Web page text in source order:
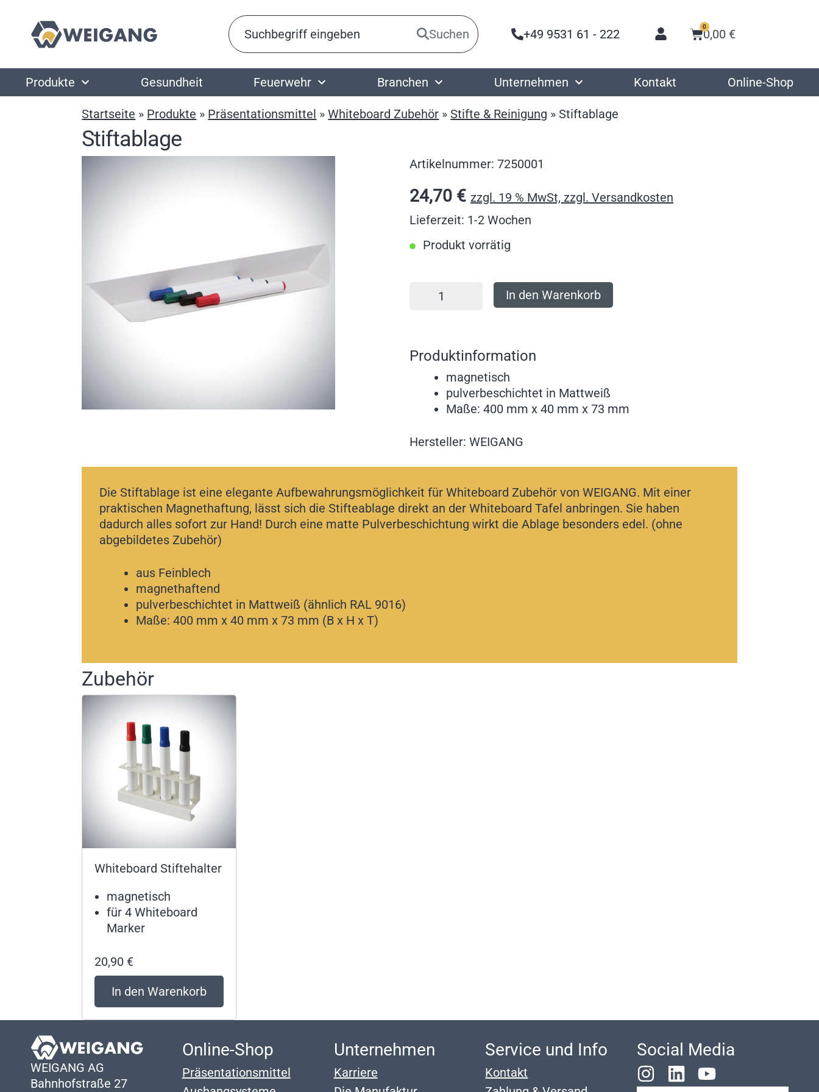
Suchen +49 9531 61 - 222 0,00 €
0
Produkte Gesundheit Feuerwehr Branchen Unternehmen Kontakt Online-Shop
Startseite » Produkte » Präsentationsmittel »Whiteboard Zubehör »Stifte & Reinigung »Stiftablage
Stiftablage
Artikelnummer: 7250001
24,70 € zzgl. 19 % MwSt, zzgl. Versandkosten
Lieferzeit: 1-2 Wochen
Produkt vorrätig
In den Warenkorb
Produktinformation
magnetisch
pulverbeschichtet in Mattweiß
Maße: 400 mm x 40 mm x 73 mm
Hersteller: WEIGANG
Die Stiftablage ist eine elegante Aufbewahrungsmöglichkeit für Whiteboard Zubehör von WEIGANG. Mit einer
praktischen Magnethaftung, lässt sich die Stifteablage direkt an der Whiteboard Tafel anbringen. Sie haben
dadurch alles sofort zur Hand! Durch eine matte Pulverbeschichtung wirkt die Ablage besonders edel. (ohne
abgebildetes Zubehör)
aus Feinblech
magnethaftend
pulverbeschichtet in Mattweiß (ähnlich RAL 9016)
Maße: 400 mm x 40 mm x 73 mm (B x H x T)
Zubehör
Whiteboard Stiftehalter
magnetisch
für 4 Whiteboard
Marker
20,90 €
In den Warenkorb
WEIGANG AG
Bahnhofstraße 27
Online-Shop
Präsentationsmittel
Unternehmen
Karriere
Service und Info
Kontakt
Social Media